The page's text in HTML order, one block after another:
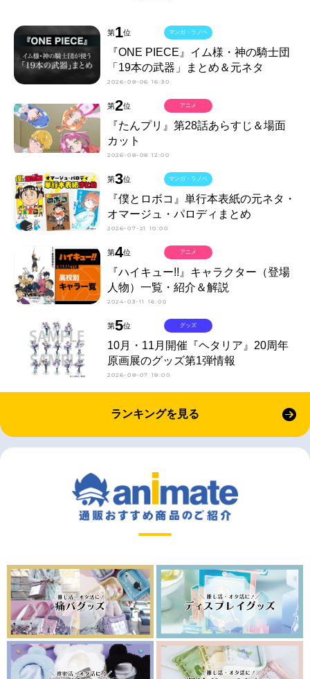
第1位
『ONE PIECE』イム様・神の騎士団
「19本の武器」まとめ＆元ネタ
2026-08-06 16:30
マンガ・ラノベ
第2位
『たんプリ』第28話あらすじ＆場面
カット
2026-08-08 12:00
アニメ
第3位
『僕とロボコ』単行本表紙の元ネタ・
オマージュ・パロディまとめ
2026-07-21 10:00
マンガ・ラノベ
第4位
『ハイキュー!!』キャラクター（登場
人物）一覧・紹介＆解説
2024-03-11 16:00
アニメ
第5位
10月・11月開催『ヘタリア』20周年
原画展のグッズ第1弾情報
2026-08-07 18:00
グッズ
ランキングを見る